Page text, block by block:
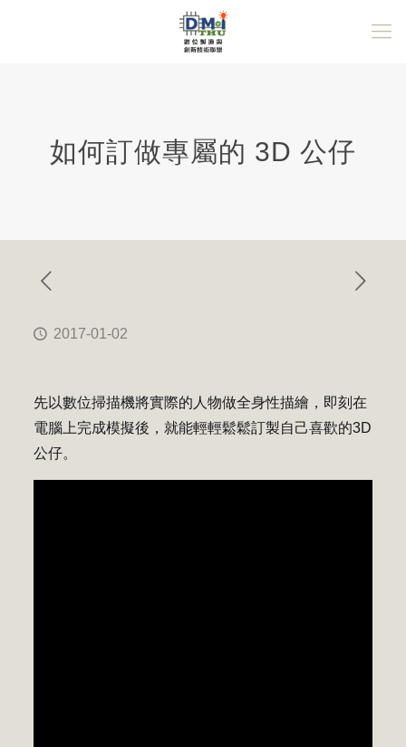
如何訂做專屬的 3D 公仔
2017-01-02
先以數位掃描機將實際的人物做全身性描繪，即刻在
電腦上完成模擬後，就能輕輕鬆鬆訂製自己喜歡的3D
公仔。